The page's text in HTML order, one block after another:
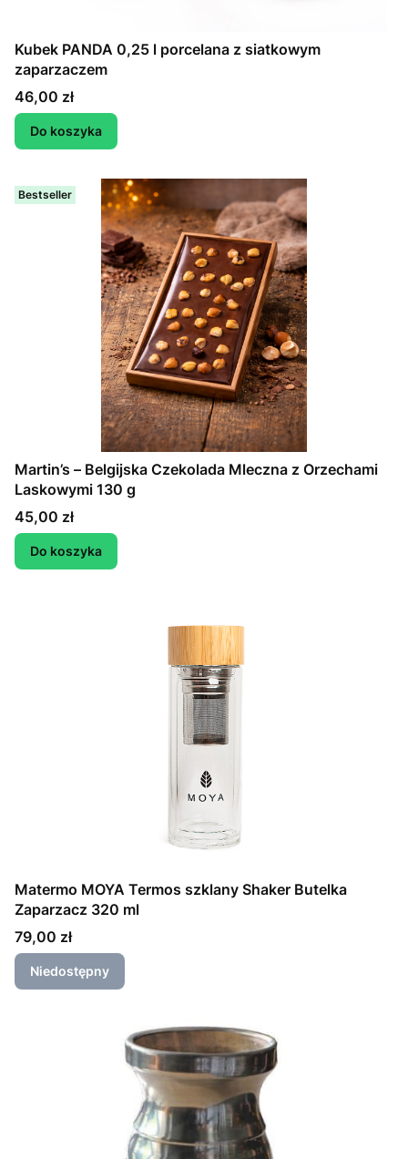
Kubek PANDA 0,25 l porcelana z siatkowym
zaparzaczem
Cena
46,00 zł
Do koszyka
Bestseller
Martin’s – Belgijska Czekolada Mleczna z Orzechami
Laskowymi 130 g
Cena
45,00 zł
Do koszyka
Matermo MOYA Termos szklany Shaker Butelka
Zaparzacz 320 ml
Cena
79,00 zł
Niedostępny